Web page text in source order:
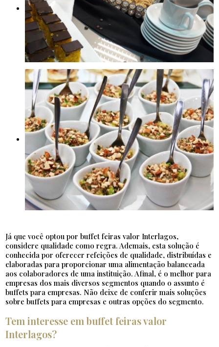
Já que você optou por buffet feiras valor Interlagos,
considere qualidade como regra. Ademais, esta solução é
conhecida por oferecer refeições de qualidade, distribuídas e
elaboradas para proporcionar uma alimentação balanceada
aos colaboradores de uma instituição. Afinal, é o melhor para
empresas dos mais diversos segmentos quando o assunto é
buffets para empresas. Não deixe de conferir mais soluções
sobre buffets para empresas e outras opções do segmento.
Tem interesse em buffet feiras valor
Interlagos?